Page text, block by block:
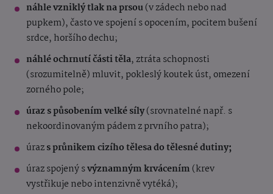
náhle vzniklý tlak na prsou(v zádech nebo nad
pupkem), často ve spojení s opocením, pocitem bušení
srdce, horšího dechu;
náhlé ochrnutí části těla, ztráta schopnosti
(srozumitelně) mluvit, pokleslý koutek úst, omezení
zorného pole;
úraz s působením velké síly(srovnatelné např. s
nekoordinovaným pádem z prvního patra);
úrazs průnikem cizího tělesa do tělesné dutiny;
úraz spojený svýznamným krvácením (krev
vystřikuje nebo intenzivně vytéká);